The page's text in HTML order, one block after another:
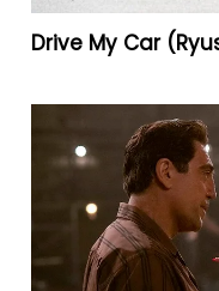
Drive My Car